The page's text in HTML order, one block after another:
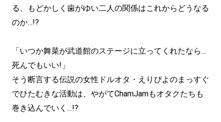
る、もどかしく歯がゆい二人の関係はこれからどうなる
のか…!?
「いつか舞菜が武道館のステージに立ってくれたなら…
死んでもいい!」
そう断言する伝説の女性ドルオタ・えりぴよのまっすぐ
でひたむきな活動は、やがてChamJamもオタクたちも
巻き込んでいく…!?